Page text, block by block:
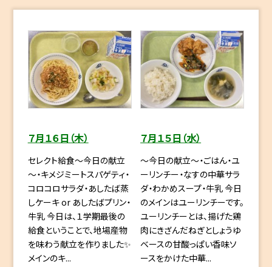
７月１６日（木）
セレクト給食～今日の献立
～・キメジミートスパゲティ・
コロコロサラダ・あしたば蒸
しケーキ or あしたばプリン・
牛乳 今日は、１学期最後の
給食ということで、地場産物
を味わう献立を作りました✨
メインのキ...
７月１５日（水）
～今日の献立～・ごはん・ユ
ーリンチー・なすの中華サラ
ダ・わかめスープ・牛乳 今日
のメインはユーリンチーです。
ユーリンチーとは、揚げた鶏
肉にきざんだねぎとしょうゆ
ベースの甘酸っぱい香味ソ
ースをかけた中華...